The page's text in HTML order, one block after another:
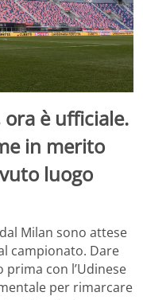
è ufficiale.
in merito
luogo
Milan sono attese
campionato. Dare
con l’Udinese
per rimarcare